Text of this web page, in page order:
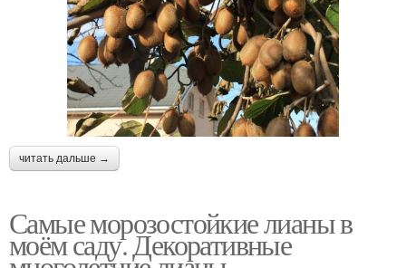
читать дальше →
Самые морозостойкие лианы в
моём саду. Декоративные